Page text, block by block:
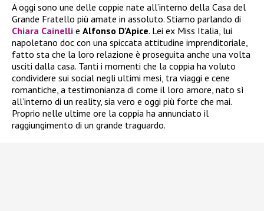
A oggi sono une delle coppie nate all’interno della Casa del
Grande Fratello più amate in assoluto. Stiamo parlando di
Chiara Cainelli e Alfonso D’Apice. Lei ex Miss Italia, lui
napoletano doc con una spiccata attitudine imprenditoriale,
fatto sta che la loro relazione è proseguita anche una volta
usciti dalla casa. Tanti i momenti che la coppia ha voluto
condividere sui social negli ultimi mesi, tra viaggi e cene
romantiche, a testimonianza di come il loro amore, nato sì
all’interno di un reality, sia vero e oggi più forte che mai.
Proprio nelle ultime ore la coppia ha annunciato il
raggiungimento di un grande traguardo.